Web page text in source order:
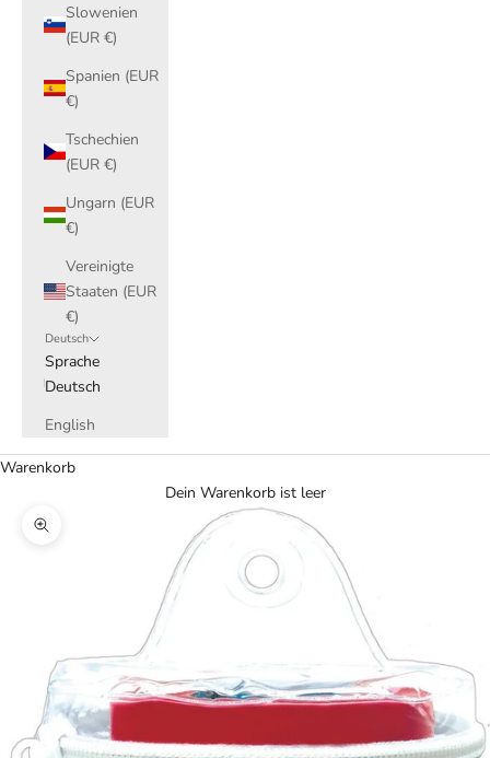
Slowenien
(EUR €)
Spanien (EUR
€)
Tschechien
(EUR €)
Ungarn (EUR
€)
Vereinigte
Staaten (EUR
€)
Deutsch
Sprache
Deutsch
English
Warenkorb
Dein Warenkorb ist leer
Bild vergrößern